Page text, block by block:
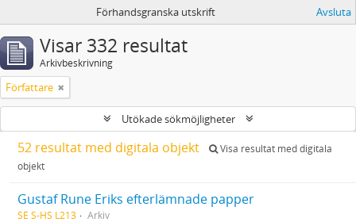
Förhandsgranska utskrift Avsluta
Visar 332 resultat
Arkivbeskrivning
Författare
Utökade sökmöjligheter
52 resultat med digitala objekt
Visa resultat med digitala
objekt
Gustaf Rune Eriks efterlämnade papper
SE S-HS L213 Arkiv